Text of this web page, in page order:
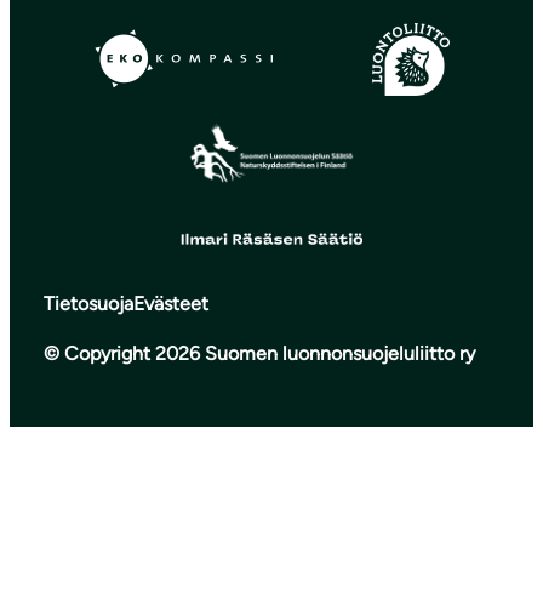
TietosuojaEvästeet
© Copyright 2026 Suomen luonnonsuojeluliitto ry